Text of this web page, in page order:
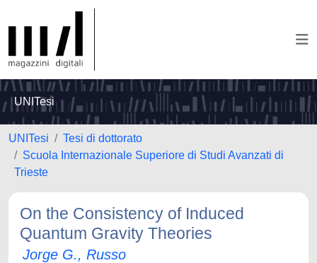
UNITesi
UNITesi
Tesi di dottorato
Scuola Internazionale Superiore di Studi Avanzati di
Trieste
On the Consistency of Induced
Quantum Gravity Theories
Jorge G., Russo